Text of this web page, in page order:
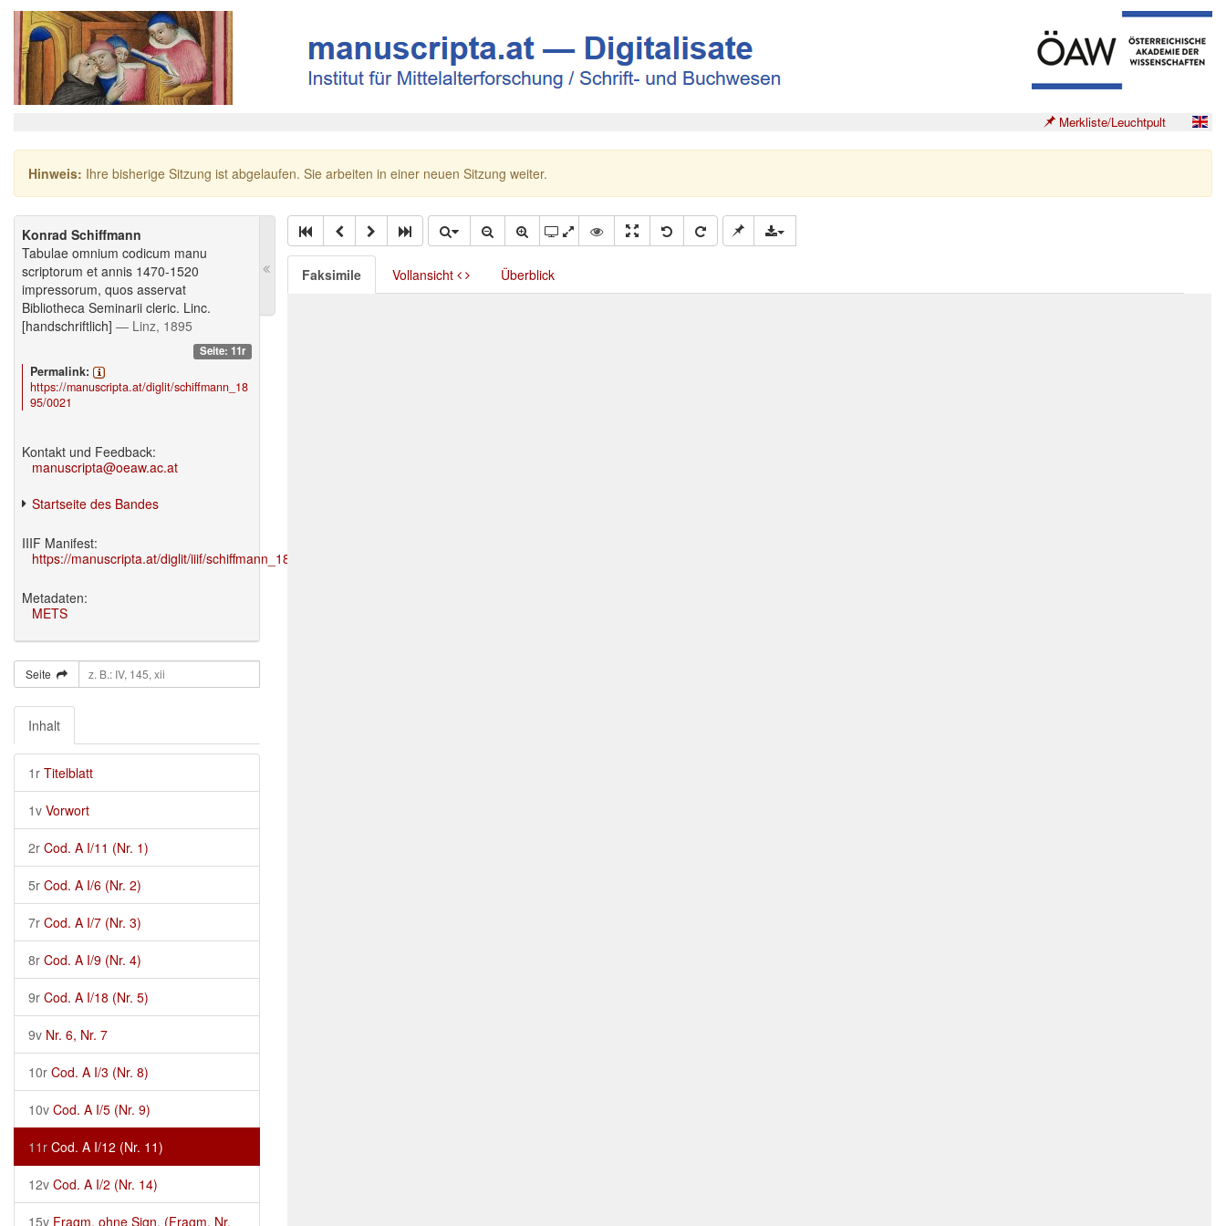
Merkliste/Leuchtpult
Hinweis: Ihre bisherige Sitzung ist abgelaufen. Sie arbeiten in einer neuen Sitzung weiter.
Konrad Schiffmann
Tabulae omnium codicum manu
scriptorum et annis 1470-1520
impressorum, quos asservat
Bibliotheca Seminarii cleric. Linc.
[handschriftlich] — Linz, 1895
Seite: 11r
Permalink:
https://manuscripta.at/diglit/schiffmann_18
95/0021
Kontakt und Feedback:
manuscripta@oeaw.ac.at
Startseite des Bandes
IIIF Manifest:
https://manuscripta.at/diglit/iiif/schiffmann_1895/manifest.json
Metadaten:
METS
Seite
Inhalt
1r Titelblatt
1v Vorwort
2r Cod. A I/11 (Nr. 1)
5r Cod. A I/6 (Nr. 2)
7r Cod. A I/7 (Nr. 3)
8r Cod. A I/9 (Nr. 4)
9r Cod. A I/18 (Nr. 5)
9v Nr. 6, Nr. 7
10r Cod. A I/3 (Nr. 8)
10v Cod. A I/5 (Nr. 9)
11r Cod. A I/12 (Nr. 11)
12v Cod. A I/2 (Nr. 14)
15v Fragm. ohne Sign. (Fragm. Nr.
Faksimile Vollansicht Überblick